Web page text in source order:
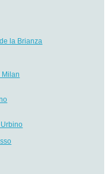
la Brianza
Milan